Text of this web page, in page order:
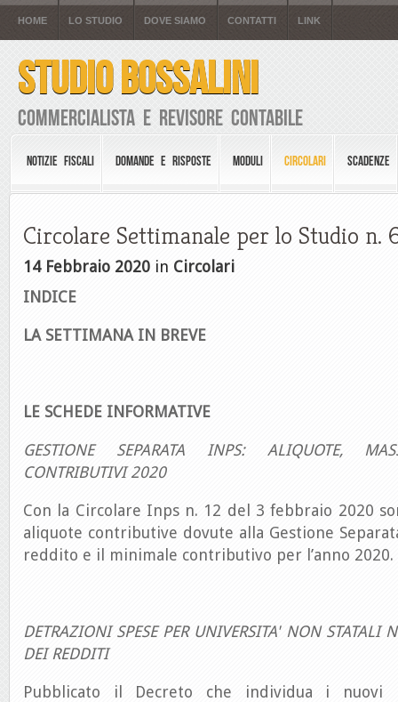
HOME LO STUDIO DOVE SIAMO CONTATTI LINK
STUDIO BOSSALINI
Commercialista e Revisore Contabile
NOTIZIE FISCALI DOMANDE E RISPOSTE MODULI CIRCOLARI SCADENZE
Circolare Settimanale per lo Studio n.
14 Febbraio 2020 in Circolari
INDICE
LA SETTIMANA IN BREVE
LE SCHEDE INFORMATIVE
GESTIONE SEPARATA INPS: ALIQUOTE,
CONTRIBUTIVI 2020
Con la Circolare Inps n. 12 del 3 febbraio 2020
aliquote contributive dovute alla Gestione
reddito e il minimale contributivo per l’anno 2020.
DETRAZIONI SPESE PER UNIVERSITA' NON STATALI
DEI REDDITI
Pubblicato il Decreto che individua i